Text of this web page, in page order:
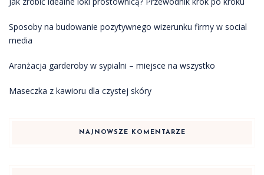
Sposoby na budowanie pozytywnego wizerunku firmy w social
media
Aranżacja garderoby w sypialni – miejsce na wszystko
Maseczka z kawioru dla czystej skóry
NAJNOWSZE KOMENTARZE